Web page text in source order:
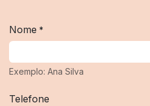
Nome *
Exemplo: Ana Silva
Telefone